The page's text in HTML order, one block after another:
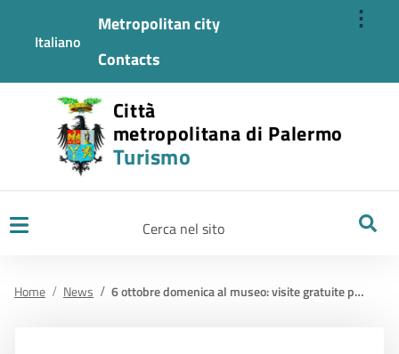
⋮
Italiano
Metropolitan city
Contacts
Città
metropolitana di Palermo
Turismo
Home News 6 ottobre domenica al museo: visite gratuite per la prima domenica del mese